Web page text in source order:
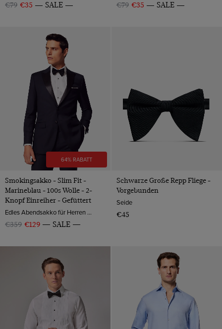
€79 €35 SALE
€79 €35 SALE
64% RABATT
Smokingsakko - Slim Fit -
Marineblau - 100s Wolle - 2-
Knopf Einreiher - Gefüttert
Edles Abendsakko für Herren aus reiner Wolle in Slim Fit. Sakko und Hose aus Wolle kombiniert zu einem luxuriösen, englischen Herrenanzug. Bestellen Sie original britische Anzüge aus London.
€359 €129 SALE
Schwarze Große Repp Fliege -
Vorgebunden
Seide
€45